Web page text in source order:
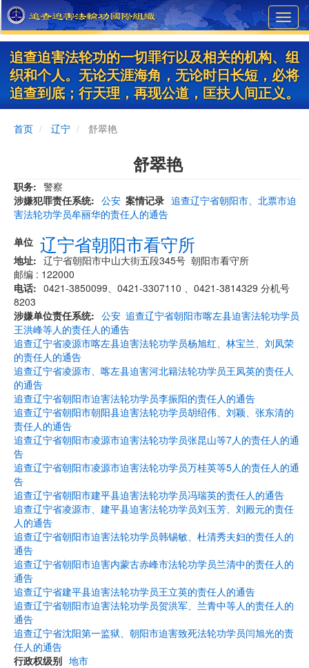
Skip
to
main
content
追查迫害法轮功的一切罪行以及相关的机构、组
织和个人。无论天涯海角，无论时日长短，必将
追查到底；行天理，再现公道，匡扶人间正义。
首页 辽宁 舒翠艳
舒翠艳
职务
警察
涉嫌犯罪责任系统
公安 案情记录 追查辽宁省朝阳市、北票市迫
害法轮功学员牟丽华的责任人的通告
单位 辽宁省朝阳市看守所
地址
辽宁省朝阳市中山大街五段345号 朝阳市看守所
邮编 : 122000
电话
0421-3850099、0421-3307110 、0421-3814329 分机号
8203
涉嫌单位责任系统
公安 追查辽宁省朝阳市喀左县迫害法轮功学员
王洪峰等人的责任人的通告
追查辽宁省凌源市喀左县迫害法轮功学员杨旭红、林宝兰、刘凤荣
的责任人的通告
追查辽宁省凌源市、喀左县迫害河北籍法轮功学员王凤英的责任人
的通告
追查辽宁省朝阳市迫害法轮功学员李振阳的责任人的通告
追查辽宁省朝阳市朝阳县迫害法轮功学员胡绍伟、刘颖、张东清的
责任人的通告
追查辽宁省朝阳市凌源市迫害法轮功学员张昆山等7人的责任人的通
告
追查辽宁省朝阳市凌源市迫害法轮功学员万桂英等5人的责任人的通
告
追查辽宁省朝阳市建平县迫害法轮功学员冯瑞英的责任人的通告
追查辽宁省凌源市、建平县迫害法轮功学员刘玉芳、刘殿元的责任
人的通告
追查辽宁省朝阳市迫害法轮功学员韩锡敏、杜清秀夫妇的责任人的
通告
追查辽宁省朝阳市迫害内蒙古赤峰市法轮功学员兰清中的责任人的
通告
追查辽宁省建平县迫害法轮功学员王立英的责任人的通告
追查辽宁省朝阳市迫害法轮功学员贺洪军、兰青中等人的责任人的
通告
追查辽宁省沈阳第一监狱、朝阳市迫害致死法轮功学员闫旭光的责
任人的通告
行政权级别 地市